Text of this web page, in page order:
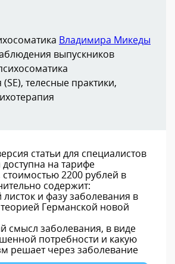
Владимира Микеды
выпускников
телесные практики,
статьи для специалистов
на тарифе
2200 рублей в
содержит:
и фазу заболевания в
теорией Германской новой
смысл заболевания, в виде
потребности и какую
решает через заболевание